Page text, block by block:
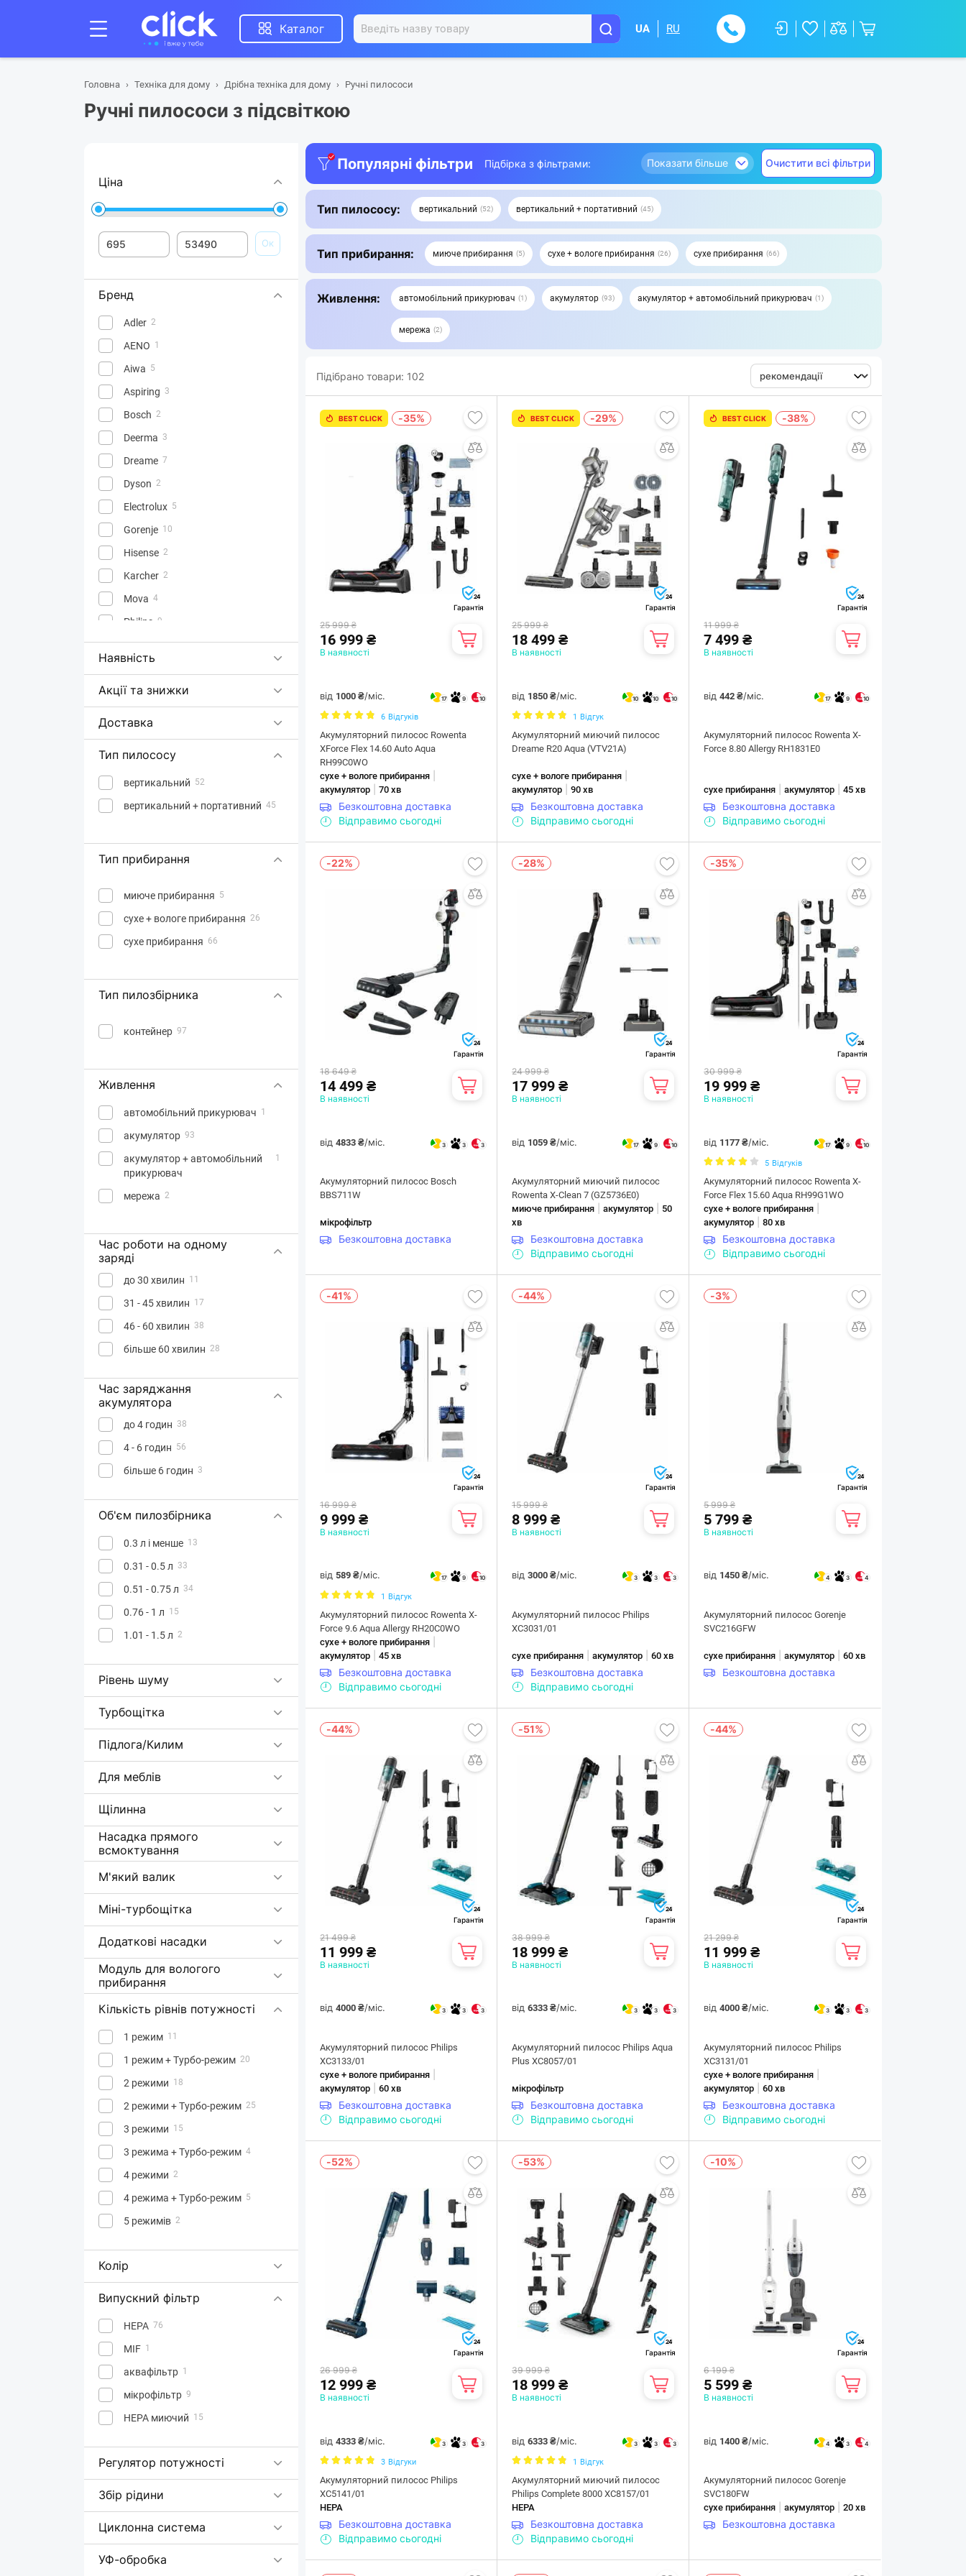
Каталог UA RU
Головна Техніка для дому Дрібна техніка для дому Ручні пилососи
Ручні пилососи з підсвіткою
Ціна
Ок
Бренд
Adler 2
AENO 1
Aiwa 5
Aspiring 3
Bosch 2
Deerma 3
Dreame 7
Dyson 2
Electrolux 5
Gorenje 10
Hisense 2
Karcher 2
Mova 4
Philips 9
Polaris 1
Rotex 1
Samsung
Sencor 4
Severin 2
Shark 7
Наявність
Акції та знижки
Доставка
Тип пилососу
вертикальний 52
вертикальний + портативний 45
Тип прибирання
миюче прибирання 5
сухе + вологе прибирання 26
сухе прибирання 66
Тип пилозбірника
контейнер 97
Живлення
автомобільний прикурювач 1
акумулятор 93
акумулятор + автомобільний
прикурювач
1
мережа 2
Час роботи на одному
заряді
до 30 хвилин 11
31 - 45 хвилин 17
46 - 60 хвилин 38
більше 60 хвилин 28
Час заряджання
акумулятора
до 4 годин 38
4 - 6 годин 56
більше 6 годин 3
Об'єм пилозбірника
0.3 л і менше 13
0.31 - 0.5 л 33
0.51 - 0.75 л 34
0.76 - 1 л 15
1.01 - 1.5 л 2
Рівень шуму
Турбощітка
Підлога/Килим
Для меблів
Щілинна
Насадка прямого
всмоктування
М'який валик
Міні-турбощітка
Додаткові насадки
Модуль для вологого
прибирання
Кількість рівнів потужності
1 режим 11
1 режим + Турбо-режим 20
2 режими 18
2 режими + Турбо-режим 25
3 режими 15
3 режима + Турбо-режим 4
4 режими 2
4 режима + Турбо-режим 5
5 режимів 2
Колір
Випускний фільтр
HEPA 76
MIF 1
аквафільтр 1
мікрофільтр 9
НЕРА миючий 15
Регулятор потужності
Збір рідини
Циклонна система
УФ-обробка
Популярні фільтри Підбірка з фільтрами: Показати більше Очистити всі фільтри
Тип пилососу: вертикальний 52 вертикальний + портативний 45
Тип прибирання: миюче прибирання 5 сухе + вологе прибирання 26 сухе прибирання 66
Живлення: автомобільний прикурювач 1 акумулятор 93 акумулятор + автомобільний прикурювач 1
мережа 2
Підібрано товари: 102
BEST CLICK -35%
24
Гарантія
25 999 ₴
16 999 ₴
В наявності
від 1000 ₴/міс. 17 9 10
6 Відгуків
Акумуляторний пилосос Rowenta
XForce Flex 14.60 Auto Aqua
RH99C0WO
сухе + вологе прибирання
акумулятор 70 хв
Безкоштовна доставка
Відправимо сьогодні
BEST CLICK -29%
24
Гарантія
25 999 ₴
18 499 ₴
В наявності
від 1850 ₴/міс. 10 10 10
1 Відгук
Акумуляторний миючий пилосос
Dreame R20 Aqua (VTV21A)
сухе + вологе прибирання
акумулятор |90 хв
Безкоштовна доставка
Відправимо сьогодні
BEST CLICK -38%
24
Гарантія
11 999 ₴
7 499 ₴
В наявності
від442 ₴/міс. 17 9 10
Акумуляторний пилосос Rowenta X-
Force 8.80 Allergy RH1831E0
сухе прибирання |акумулятор |45 хв
Безкоштовна доставка
Відправимо сьогодні
-22%
24
Гарантія
18 649 ₴
14 499 ₴
В наявності
від 4833 ₴/міс. 3 3 3
Акумуляторний пилосос Bosch
BBS711W
мікрофільтр
Безкоштовна доставка
-28%
24
Гарантія
24 999 ₴
17 999 ₴
В наявності
від 1059 ₴/міс. 17 9 10
Акумуляторний миючий пилосос
Rowenta X-Clean 7 (GZ5736E0)
миюче прибирання |акумулятор
50
хв
Безкоштовна доставка
Відправимо сьогодні
-35%
24
Гарантія
30 999 ₴
19 999 ₴
В наявності
від 1177 ₴/міс. 17 9 10
5 Відгуків
Акумуляторний пилосос Rowenta X-
Force Flex 15.60 Aqua RH99G1WO
сухе + вологе прибирання
акумулятор |80 хв
Безкоштовна доставка
Відправимо сьогодні
-41%
24
Гарантія
16 999 ₴
9 999 ₴
В наявності
від 589 ₴/міс. 17 9 10
1 Відгук
Акумуляторний пилосос Rowenta X-
Force 9.6 Aqua Allergy RH20C0WO
сухе + вологе прибирання
акумулятор 45 хв
Безкоштовна доставка
Відправимо сьогодні
-44%
24
Гарантія
15 999 ₴
8 999 ₴
В наявності
від3000 ₴/міс. 3 3 3
Акумуляторний пилосос Philips
XC3031/01
сухе прибирання |акумулятор |60 хв
Безкоштовна доставка
Відправимо сьогодні
-3%
24
Гарантія
5 999 ₴
5 799 ₴
В наявності
від 1450 ₴/міс. 4 3 4
Акумуляторний пилосос Gorenje
SVC216GFW
сухе прибирання |акумулятор |60 хв
Безкоштовна доставка
-44%
24
Гарантія
21 499 ₴
11 999 ₴
В наявності
від 4000 ₴/міс. 3 3 3
Акумуляторний пилосос Philips
XC3133/01
сухе + вологе прибирання
акумулятор 60 хв
Безкоштовна доставка
Відправимо сьогодні
-51%
24
Гарантія
38 999 ₴
18 999 ₴
В наявності
від6333 ₴/міс. 3 3 3
Акумуляторний пилосос Philips Aqua
Plus XC8057/01
мікрофільтр
Безкоштовна доставка
Відправимо сьогодні
-44%
24
Гарантія
21 299 ₴
11 999 ₴
В наявності
від4000 ₴/міс. 3 3 3
Акумуляторний пилосос Philips
XC3131/01
сухе + вологе прибирання
акумулятор |60 хв
Безкоштовна доставка
Відправимо сьогодні
-52%
24
Гарантія
26 999 ₴
12 999 ₴
В наявності
від 4333 ₴/міс. 3 3 3
3 Відгуки
Акумуляторний пилосос Philips
XC5141/01
HEPA
Безкоштовна доставка
Відправимо сьогодні
-53%
24
Гарантія
39 999 ₴
18 999 ₴
В наявності
від6333 ₴/міс. 3 3 3
1 Відгук
Акумуляторний миючий пилосос
Philips Complete 8000 XC8157/01
HEPA
Безкоштовна доставка
Відправимо сьогодні
-10%
24
Гарантія
6 199 ₴
5 599 ₴
В наявності
від 1400 ₴/міс. 4 3 4
Акумуляторний пилосос Gorenje
SVC180FW
сухе прибирання |акумулятор |20 хв
Безкоштовна доставка